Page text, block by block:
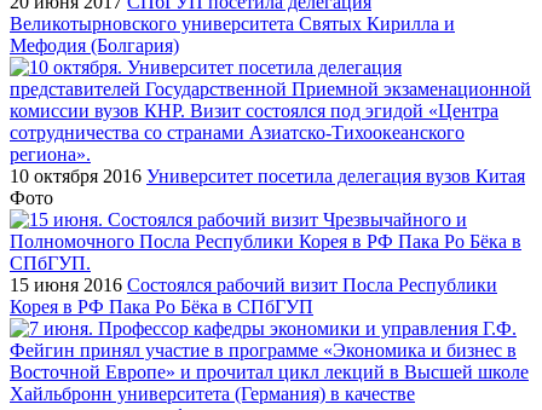
Великотырновского университета Святых Кирилла и
Мефодия (Болгария)
10 октября 2016 Университет посетила делегация вузов Китая
Фото
15 июня 2016 Состоялся рабочий визит Посла Республики
Корея в РФ Пака Ро Бёка в СПбГУП